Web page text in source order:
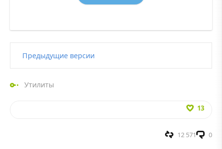
Предыдущие версии
Утилиты
13
0
12 571